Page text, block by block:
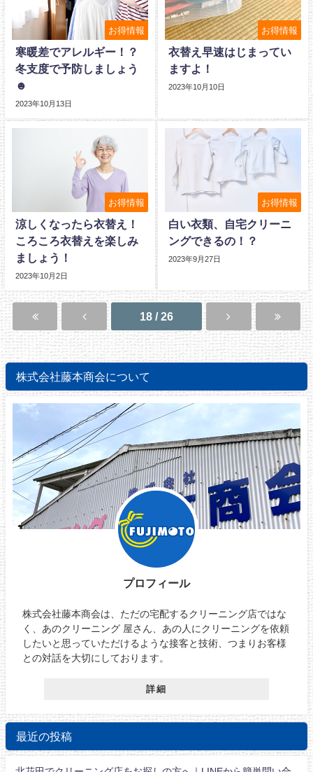
お得情報
寒暖差でアレルギー！？
冬支度で予防しましょう
☻
2023年10月13日
お得情報
衣替え早速はじまってい
ますよ！
2023年10月10日
お得情報
涼しくなったら衣替え！
ころころ衣替えを楽しみ
ましょう！
2023年10月2日
お得情報
白い衣類、自宅クリーニ
ングできるの！？
2023年9月27日
18 / 26
株式会社藤本商会について
プロフィール
株式会社藤本商会は、ただの宅配するクリーニング店ではな
く、あのクリーニング 屋さん、あの人にクリーニングを依頼
したいと思っていただけるような接客と技術、つまりお客様
との対話を大切にしております。
詳細
最近の投稿